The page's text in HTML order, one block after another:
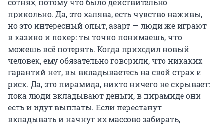
сотнях, потому что было действительно
прикольно. Да, это халява, есть чувство наживы,
но это интересный опыт, азарт — люди же играют
в казино и покер: ты точно понимаешь, что
можешь всё потерять. Когда приходил новый
человек, ему обязательно говорили, что никаких
гарантий нет, вы вкладываетесь на свой страх и
риск. Да, это пирамида, никто ничего не скрывает:
пока люди вкладывают деньги, в пирамиде они
есть и идут выплаты. Если перестанут
вкладывать и начнут их массово забирать,